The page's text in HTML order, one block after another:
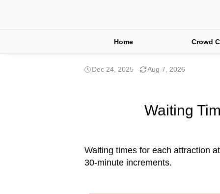
Home Crowd
Dec 24, 2025 Aug 7, 2026
Waiting
Waiting times for each attraction
30-minute increments.